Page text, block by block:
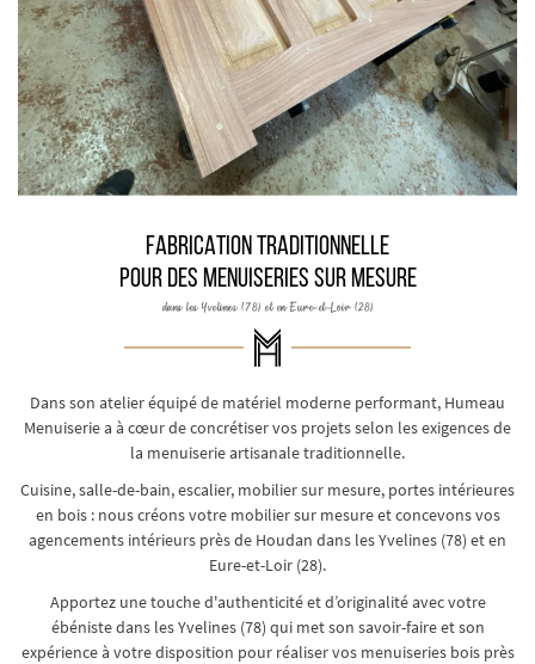
FABRICATION TRADITIONNELLE
POUR DES MENUISERIES SUR MESURE
dans les Yvelines (78) et en Eure-et-Loir (28)
Dans son atelier équipé de matériel moderne performant, Humeau
Menuiserie a à cœur de concrétiser vos projets selon les exigences de
la menuiserie artisanale traditionnelle.
Cuisine, salle-de-bain, escalier, mobilier sur mesure, portes intérieures
en bois : nous créons votre mobilier sur mesure et concevons vos
agencements intérieurs près de Houdan dans les Yvelines (78) et en
Eure-et-Loir (28).
Apportez une touche d'authenticité et d’originalité avec votre
ébéniste dans les Yvelines (78) qui met son savoir-faire et son
expérience à votre disposition pour réaliser vos menuiseries bois près